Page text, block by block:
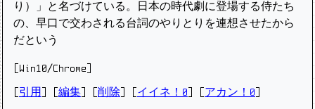
り）」と名づけている。日本の時代劇に登場する侍たち
の、早口で交わされる台詞のやりとりを連想させたから
だという
[Win10/Chrome]
引用 編集 削除 イイネ！0 アカン！0